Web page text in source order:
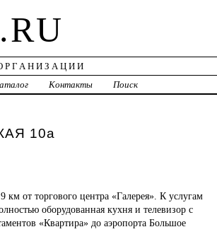
Контакты Поиск
10а
от торгового центра «Галерея». К услугам
оборудованная кухня и телевизор с
«Квартира» до аэропорта Большое